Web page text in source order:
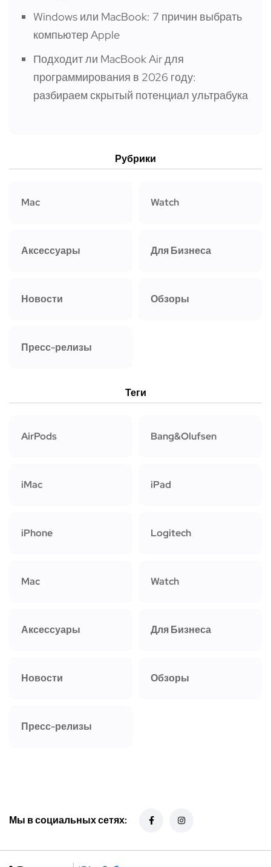
Windows или MacBook: 7 причин выбрать
компьютер Apple
Подходит ли MacBook Air для
программирования в 2026 году:
разбираем скрытый потенциал ультрабука
Рубрики
Mac Watch
Аксессуары Для Бизнеса
Новости Обзоры
Пресс-релизы
Теги
AirPods Bang&Olufsen
iMac iPad
iPhone Logitech
Mac Watch
Аксессуары Для Бизнеса
Новости Обзоры
Пресс-релизы
Мы в социальных сетях: